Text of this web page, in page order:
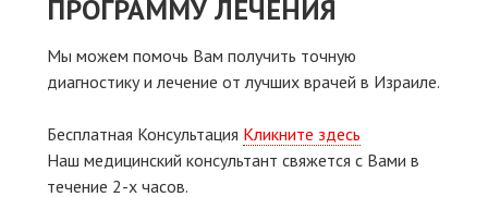
ПРОГРАММУ ЛЕЧЕНИЯ
Мы можем помочь Вам получить точную
диагностику и лечение от лучших врачей в Израиле.
Бесплатная Консультация Кликните здесь
Наш медицинский консультант свяжeтся с Вами в
течение 2-х часов.